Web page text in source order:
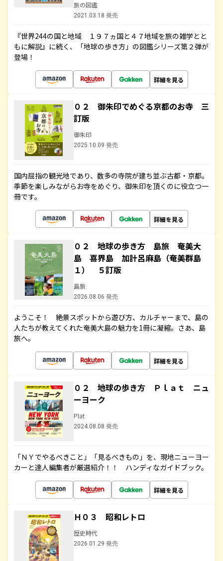
旅の図鑑
2021.03.18 発売
『世界244の国と地域 １９７ヵ国と４７地域を旅の雑学とと
もに解説』に続く、「地球の歩き方」の図鑑シリーズ第２弾が
登場！
詳細を見る
０２ 御朱印でめぐる京都のお寺 三
訂版
御朱印
2025.10.09 発売
国内屈指の観光地であり、数多の寺院が建ち並ぶ古都・京都。
季節を楽しみながらお寺をめぐり、御朱印を頂くのに役立つ一
冊です。
詳細を見る
０２ 地球の歩き方 島旅 奄美大
島 喜界島 加計呂麻島（奄美群島
１） ５訂版
島旅
2026.08.06 発売
ようこそ！ 絶景スポットから遊び方、カルチャーまで、島の
人たちが教えてくれた奄美大島の魅力を1冊に凝縮。さあ、島
旅へ。
詳細を見る
０２ 地球の歩き方 Ｐｌａｔ ニュ
ーヨーク
Plat
2024.08.08 発売
「ＮＹでやるべきこと」「見るべきもの」を、現地ニューヨー
カーと達人編集者が厳選紹介！！ ハンディなガイドブック。
詳細を見る
Ｈ０３ 昭和レトロ
歴史時代
2026.01.29 発売